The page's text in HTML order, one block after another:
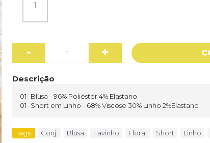
1
- +
Descrição
01- Blusa - 96% Poliéster 4% Elastano
01- Short em Linho - 68% Viscose 30% Linho 2%Elastano
Tags: Conj. Blusa Favinho Floral Short Linho